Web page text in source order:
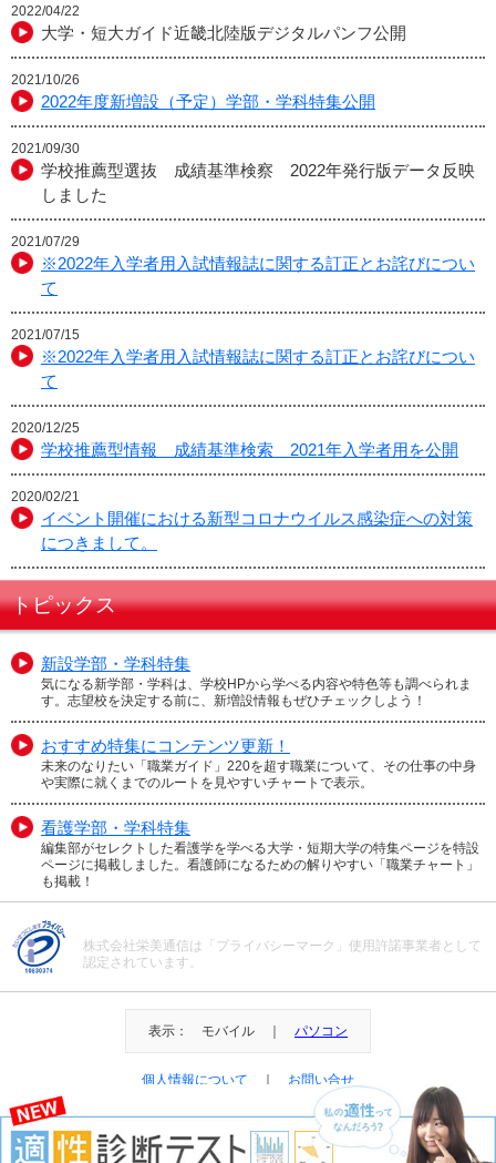
2022/04/22
大学・短大ガイド近畿北陸版デジタルパンフ公開
2021/10/26
2022年度新増設（予定）学部・学科特集公開
2021/09/30
学校推薦型選抜 成績基準検察 2022年発行版データ反映
しました
2021/07/29
※2022年入学者用入試情報誌に関する訂正とお詫びについ
て
2021/07/15
※2022年入学者用入試情報誌に関する訂正とお詫びについ
て
2020/12/25
学校推薦型情報 成績基準検索 2021年入学者用を公開
2020/02/21
イベント開催における新型コロナウイルス感染症への対策
につきまして。
トピックス
新設学部・学科特集
気になる新学部・学科は、学校HPから学べる内容や特色等も調べられま
す。志望校を決定する前に、新増設情報もぜひチェックしよう！
おすすめ特集にコンテンツ更新！
未来のなりたい「職業ガイド」220を超す職業について、その仕事の中身
や実際に就くまでのルートを見やすいチャートで表示。
看護学部・学科特集
編集部がセレクトした看護学を学べる大学・短期大学の特集ページを特設
ページに掲載しました。看護師になるための解りやすい「職業チャート」
も掲載！
株式会社栄美通信は「プライバシーマーク」使用許諾事業者として
認定されています。
表示： モバイル ｜ パソコン
個人情報について お問い合せ
＠Eibi Tsushin All Right Reserved.